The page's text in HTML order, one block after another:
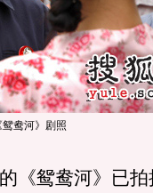
鸯河》剧照
《鸳鸯河》已拍